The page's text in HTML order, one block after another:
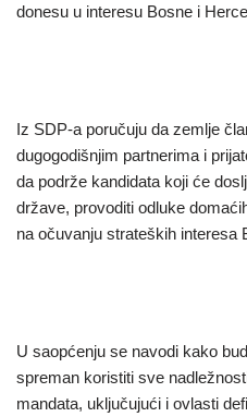
donesu u interesu Bosne i
Iz SDP-a poručuju da zemlje
dugogodišnjim partnerima i
da podrže kandidata koji će
države, provoditi odluke
na očuvanju strateških interesa
U saopćenju se navodi kako
spreman koristiti sve
mandata, uključujući i ovlasti